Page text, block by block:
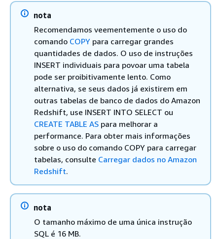
nota
Recomendamos veementemente o uso do
comando COPY para carregar grandes
quantidades de dados. O uso de instruções
INSERT individuais para povoar uma tabela
pode ser proibitivamente lento. Como
alternativa, se seus dados já existirem em
outras tabelas de banco de dados do Amazon
Redshift, use INSERT INTO SELECT ou
CREATE TABLE AS para melhorar a
performance. Para obter mais informações
sobre o uso do comando COPY para carregar
tabelas, consulte Carregar dados no Amazon
Redshift.
nota
O tamanho máximo de uma única instrução
SQL é 16 MB.